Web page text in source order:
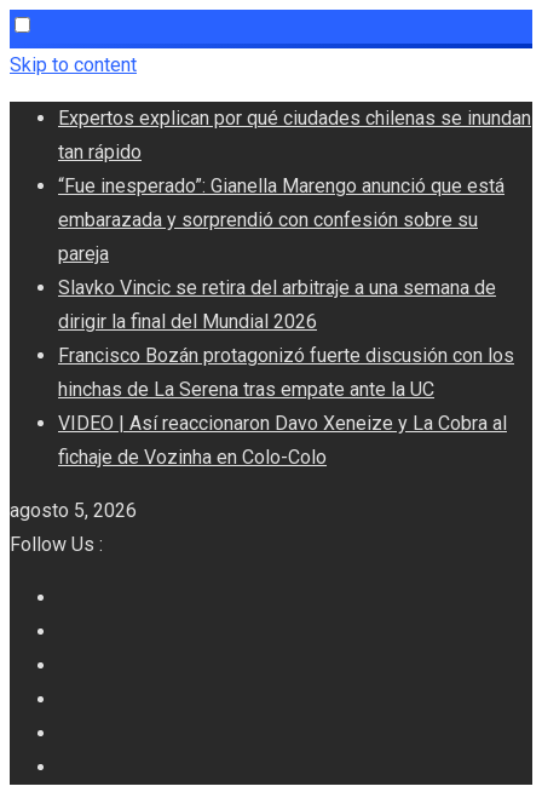
Skip to content
Expertos explican por qué ciudades chilenas se inundan
tan rápido
“Fue inesperado”: Gianella Marengo anunció que está
embarazada y sorprendió con confesión sobre su
pareja
Slavko Vincic se retira del arbitraje a una semana de
dirigir la final del Mundial 2026
Francisco Bozán protagonizó fuerte discusión con los
hinchas de La Serena tras empate ante la UC
VIDEO | Así reaccionaron Davo Xeneize y La Cobra al
fichaje de Vozinha en Colo-Colo
agosto 5, 2026
Follow Us :